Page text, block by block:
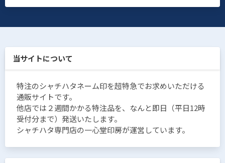
当サイトについて
特注のシャチハタネーム印を超特急でお求めいただける
通販サイトです。
他店では２週間かかる特注品を、なんと即日（平日12時
受付分まで）発送いたします。
シャチハタ専門店の一心堂印房が運営しています。